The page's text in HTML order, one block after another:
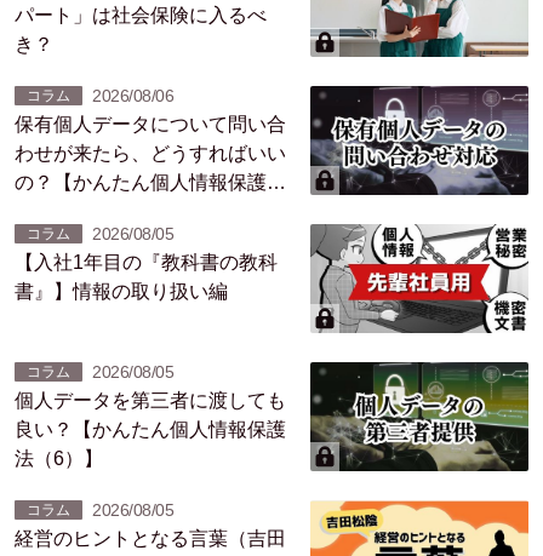
パート」は社会保険に入るべ
き？
コラム 2026/08/06
保有個人データについて問い合
わせが来たら、どうすればいい
の？【かんたん個人情報保護法
コラム 2026/08/05
【入社1年目の『教科書の教科
書』】情報の取り扱い編
コラム 2026/08/05
個人データを第三者に渡しても
良い？【かんたん個人情報保護
法（6）】
コラム 2026/08/05
経営のヒントとなる言葉（吉田